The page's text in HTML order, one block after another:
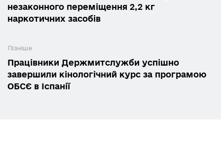
незаконного переміщення 2,2 кг
наркотичних засобів
Пізніше
Працівники Держмитслужби успішно
завершили кінологічний курс за програмою
ОБСЄ в Іспанії